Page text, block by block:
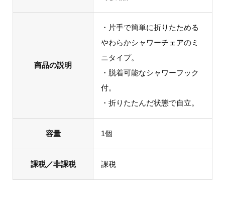
商品の説明
・片手で簡単に折りたためる
やわらかシャワーチェアのミ
ニタイプ。
・脱着可能なシャワーフック
付。
・折りたたんだ状態で自立。
容量 1個
課税／非課税 課税